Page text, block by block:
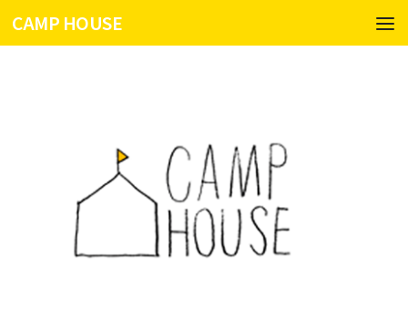
コンテンツへスキップ
CAMP HOUSE